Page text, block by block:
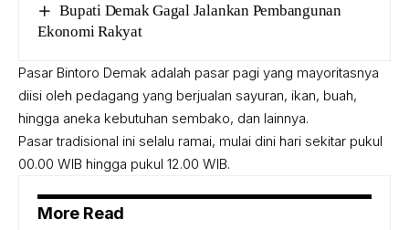
Bupati Demak Gagal Jalankan Pembangunan
Ekonomi Rakyat
Pasar Bintoro Demak adalah pasar pagi yang mayoritasnya
diisi oleh pedagang yang berjualan sayuran, ikan, buah,
hingga aneka kebutuhan sembako, dan lainnya.
Pasar tradisional ini selalu ramai, mulai dini hari sekitar pukul
00.00 WIB hingga pukul 12.00 WIB.
More Read